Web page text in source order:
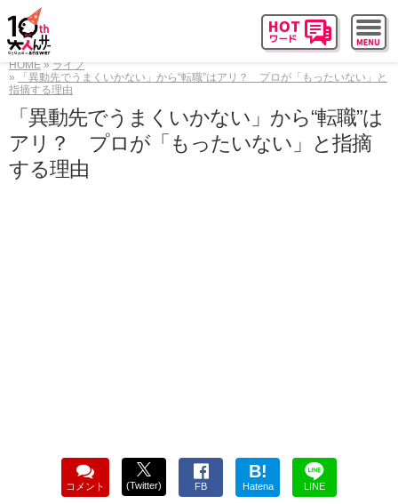
HOME
ライフ
「異動先でうまくいかない」から“転職”はアリ？ プロが「もったいない」と
指摘する理由
「異動先でうまくいかない」から“転職”は
アリ？ プロが「もったいない」と指摘
する理由
コメント (Twitter) FB
B!
Hatena LINE